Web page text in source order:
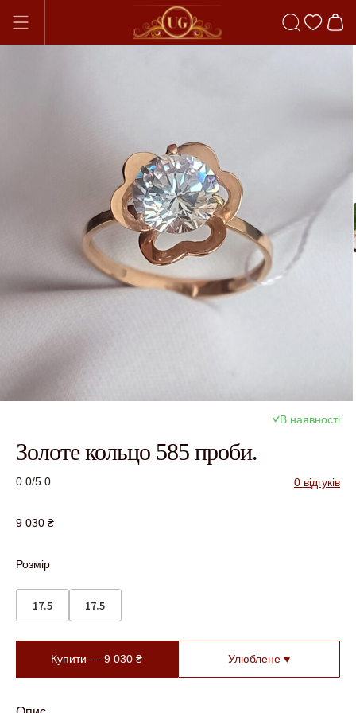
В наявності
Золоте кольцо 585 проби.
0.0/5.0 0 відгуків
9 030 ₴
Розмір
17.5 17.5
Купити —9 030₴ Улюблене ♥